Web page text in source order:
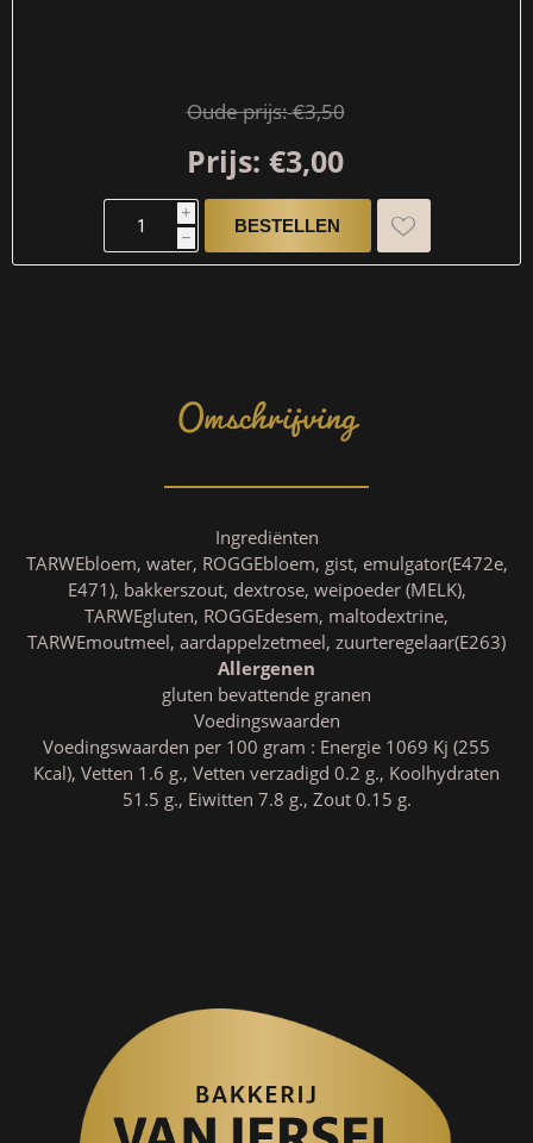
Oude prijs:€3,50
Prijs: €3,00
i
h
Omschrijving
Ingrediënten
TARWEbloem, water, ROGGEbloem, gist, emulgator(E472e,
E471), bakkerszout, dextrose, weipoeder (MELK),
TARWEgluten, ROGGEdesem, maltodextrine,
TARWEmoutmeel, aardappelzetmeel, zuurteregelaar(E263)
Allergenen
gluten bevattende granen
Voedingswaarden
Voedingswaarden per 100 gram : Energie 1069 Kj (255
Kcal), Vetten 1.6 g., Vetten verzadigd 0.2 g., Koolhydraten
51.5 g., Eiwitten 7.8 g., Zout 0.15 g.